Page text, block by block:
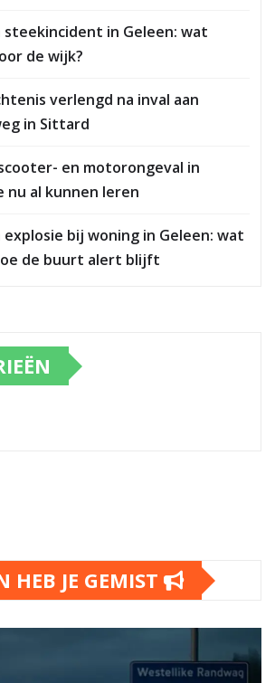
steekincident in Geleen: wat
de wijk?
verlengd na inval aan
in Sittard
en motorongeval in
nu al kunnen leren
bij woning in Geleen: wat
de buurt alert blijft
HEB JE GEMIST